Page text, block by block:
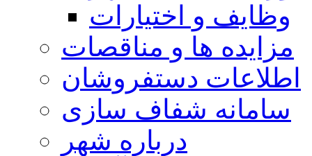
وظایف و اختیارات
مزایده ها و مناقصات
اطلاعات دستفروشان
سامانه شفاف سازی
درباره شهر